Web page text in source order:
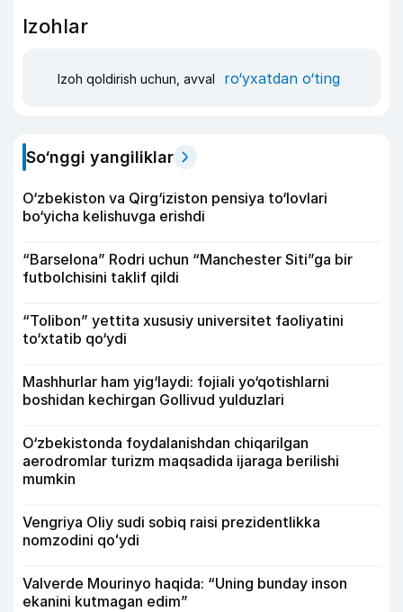
Izohlar
Izoh qoldirish uchun, avval ro‘yxatdan o‘ting
So‘nggi yangiliklar
O‘zbekiston va Qirg‘iziston pensiya to‘lovlari
bo‘yicha kelishuvga erishdi
“Barselona” Rodri uchun “Manchester Siti”ga bir
futbolchisini taklif qildi
“Tolibon” yettita xususiy universitet faoliyatini
to‘xtatib qo‘ydi
Mashhurlar ham yig‘laydi: fojiali yo‘qotishlarni
boshidan kechirgan Gollivud yulduzlari
O‘zbekistonda foydalanishdan chiqarilgan
aerodromlar turizm maqsadida ijaraga berilishi
mumkin
Vengriya Oliy sudi sobiq raisi prezidentlikka
nomzodini qoʻydi
Valverde Mourinyo haqida: “Uning bunday inson
ekanini kutmagan edim”